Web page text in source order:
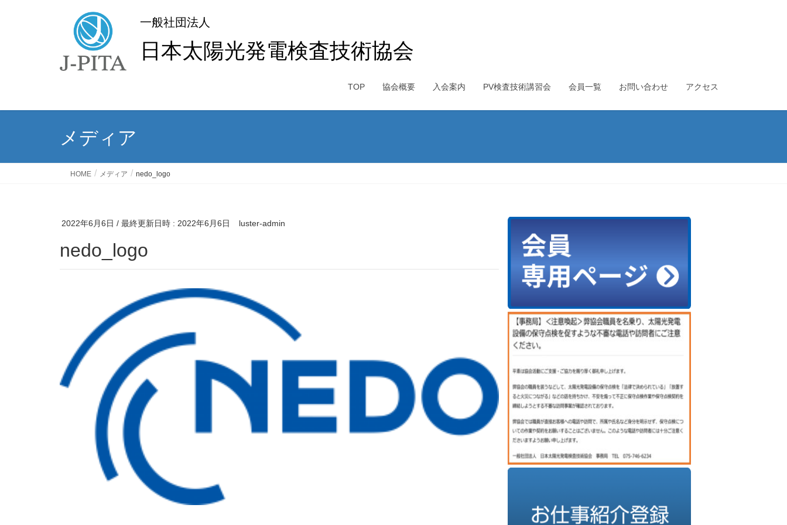
一般社団法人
日本太陽光発電検査技術協会
TOP 協会概要 入会案内 PV検査技術講習会 会員一覧 お問い合わせ アクセス
メディア
HOME メディア nedo_logo
2022年6月6日 / 最終更新日時 : 2022年6月6日 luster-admin
nedo_logo